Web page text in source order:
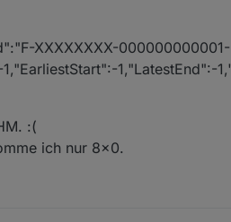
den Knopf rechts drücken, dann
XXXXXXXX-000000000001-
1,"LatestEnd":-
:(
ich nur 8x0.